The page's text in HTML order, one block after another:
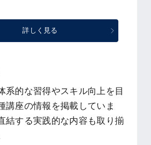
詳しく見る
系的な習得やスキル向上を目
講座の情報を掲載していま
結する実践的な内容も取り揃